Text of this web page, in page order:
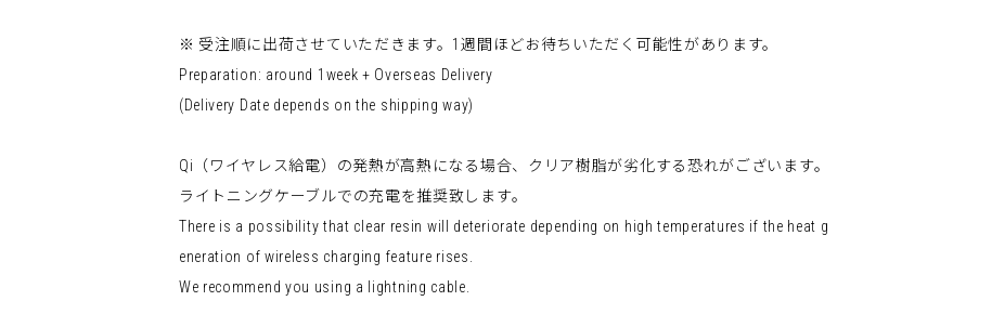
※ 受注順に出荷させていただきます。1週間ほどお待ちいただく可能性があります。
Preparation: around 1week + Overseas Delivery
(Delivery Date depends on the shipping way)
Qi（ワイヤレス給電）の発熱が高熱になる場合、クリア樹脂が劣化する恐れがございます。
ライトニングケーブルでの充電を推奨致します。
There is a possibility that clear resin will deteriorate depending on high temperatures if the heat g
eneration of wireless charging feature rises.
We recommend you using a lightning cable.